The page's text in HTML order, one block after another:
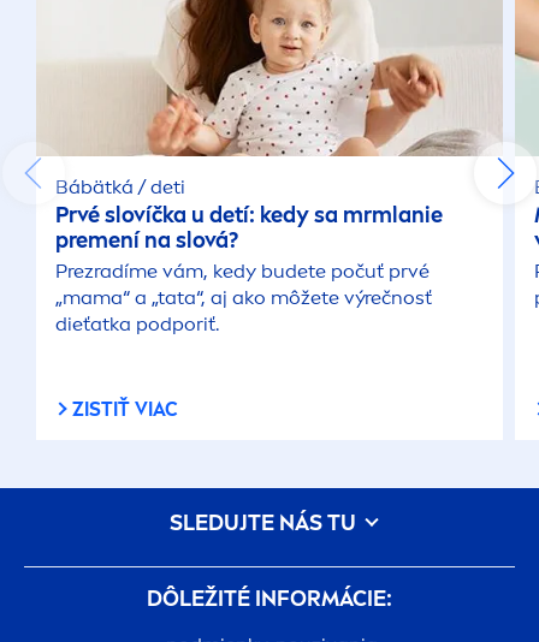
Bábätká / deti
Prvé slovíčka u detí: kedy sa mrmlanie
premení na slová?
Prezradíme vám, kedy budete počuť prvé
„mama“ a „tata“, aj ako môžete výrečnosť
dieťatka podporiť.
ZISTIŤ VIAC
DÔLEŽITÉ INFORMÁCIE:
SLEDUJTE NÁS TU